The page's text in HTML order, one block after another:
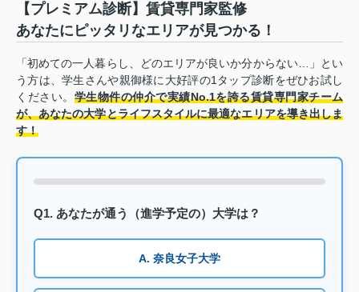
【プレミアム診断】賃貸専門家監修
あなたにピッタリなエリアが見つかる！
「初めての一人暮らし、どのエリアが良いか分からない…」とい
う方は、学生さんや親御様に大好評の1タップ診断をぜひお試し
ください。 学生物件の仲介で実績No.1を誇る賃貸専門家チーム
が、あなたの大学とライフスタイルに最適なエリアを導き出しま
す！
Q1. あなたが通う（進学予定の）大学は？
A. 奈良女子大学